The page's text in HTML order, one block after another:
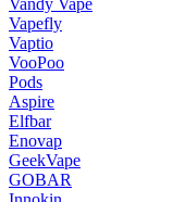
Vandy Vape
Vapefly
Vaptio
VooPoo
Pods
Aspire
Elfbar
Enovap
GeekVape
GOBAR